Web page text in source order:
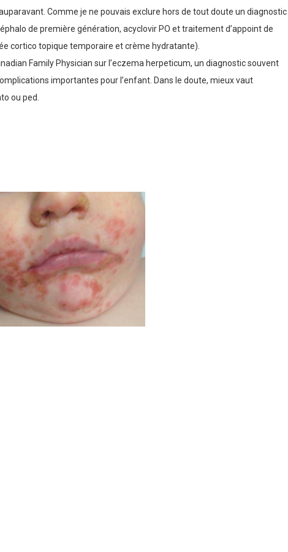
Comme je ne pouvais exclure hors de tout doute un diagnostic
de première génération, acyclovir PO et traitement d’appoint de
cortico topique temporaire et crème hydratante).
Family Physician sur l’eczema herpeticum, un diagnostic souvent
importantes pour l’enfant. Dans le doute, mieux vaut
ou ped.